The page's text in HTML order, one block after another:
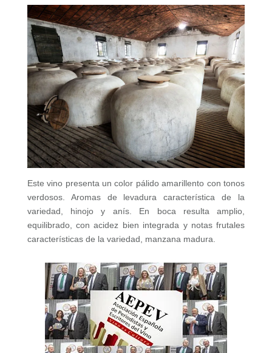
Este vino presenta un color pálido amarillento con tonos
verdosos. Aromas de levadura característica de la
variedad, hinojo y anís. En boca resulta amplio,
equilibrado, con acidez bien integrada y notas frutales
características de la variedad, manzana madura.